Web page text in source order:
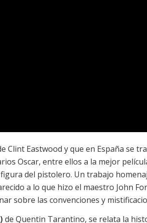
Clint Eastwood y que en España se
Oscar, entre ellos a la mejor
del pistolero. Un trabajo
a lo que hizo el maestro John
sobre las convenciones y
de Quentin Tarantino, se relata la